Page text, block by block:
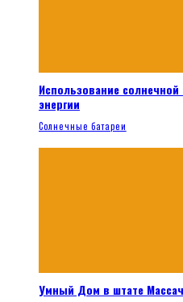
Использование
энергии
Солнечные батареи
Умный Дом в штате